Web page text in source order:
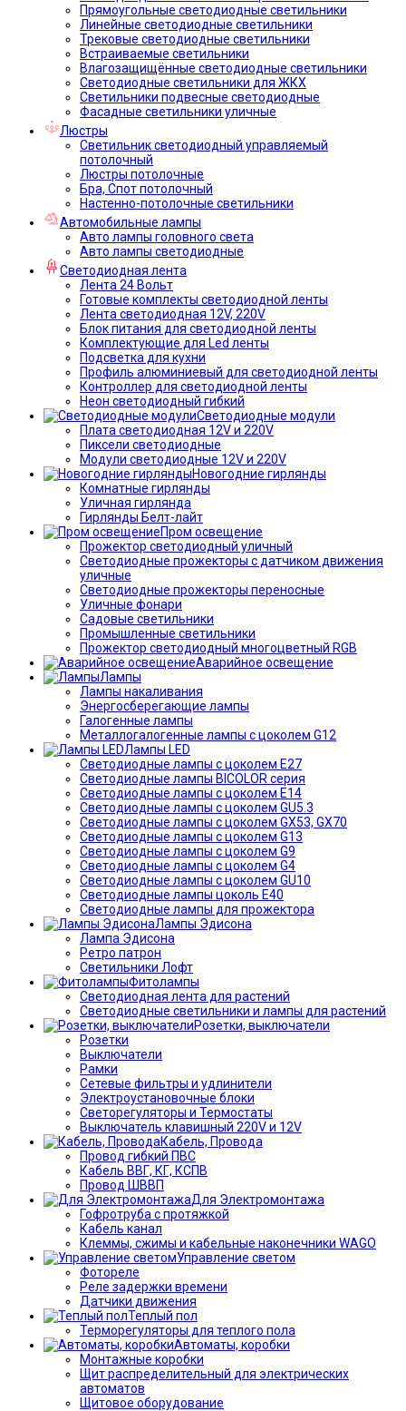
Прямоугольные светодиодные светильники
Линейные светодиодные светильники
Трековые светодиодные светильники
Встраиваемые светильники
Влагозащищённые светодиодные светильники
Светодиодные светильники для ЖКХ
Светильники подвесные светодиодные
Фасадные светильники уличные
Люстры
Светильник светодиодный управляемый
потолочный
Люстры потолочные
Бра, Спот потолочный
Настенно-потолочные светильники
Автомобильные лампы
Авто лампы головного света
Авто лампы светодиодные
Светодиодная лента
Лента 24 Вольт
Готовые комплекты светодиодной ленты
Лента светодиодная 12V, 220V
Блок питания для светодиодной ленты
Комплектующие для Led ленты
Подсветка для кухни
Профиль алюминиевый для светодиодной ленты
Контроллер для светодиодной ленты
Неон светодиодный гибкий
Светодиодные модули
Плата светодиодная 12V и 220V
Пиксели светодиодные
Модули светодиодные 12V и 220V
Новогодние гирлянды
Комнатные гирлянды
Уличная гирлянда
Гирлянды Белт-лайт
Пром освещение
Прожектор светодиодный уличный
Светодиодные прожекторы с датчиком движения
уличные
Светодиодные прожекторы переносные
Уличные фонари
Садовые светильники
Промышленные светильники
Прожектор светодиодный многоцветный RGB
Аварийное освещение
Лампы
Лампы накаливания
Энергосберегающие лампы
Галогенные лампы
Металлогалогенные лампы с цоколем G12
Лампы LED
Светодиодные лампы с цоколем E27
Светодиодные лампы BICOLOR серия
Светодиодные лампы с цоколем E14
Светодиодные лампы с цоколем GU5.3
Светодиодные лампы с цоколем GX53, GX70
Светодиодные лампы с цоколем G13
Светодиодные лампы с цоколем G9
Светодиодные лампы с цоколем G4
Светодиодные лампы с цоколем GU10
Светодиодные лампы цоколь Е40
Светодиодные лампы для прожектора
Лампы Эдисона
Лампа Эдисона
Ретро патрон
Светильники Лофт
Фитолампы
Светодиодная лента для растений
Светодиодные светильники и лампы для растений
Розетки, выключатели
Розетки
Выключатели
Рамки
Сетевые фильтры и удлинители
Электроустановочные блоки
Светорегуляторы и Термостаты
Выключатель клавишный 220V и 12V
Кабель, Провода
Провод гибкий ПВС
Кабель ВВГ, КГ, КСПВ
Провод ШВВП
Для Электромонтажа
Гофротруба с протяжкой
Кабель канал
Клеммы, сжимы и кабельные наконечники WAGO
Управление светом
Фотореле
Реле задержки времени
Датчики движения
Теплый пол
Терморегуляторы для теплого пола
Автоматы, коробки
Монтажные коробки
Щит распределительный для электрических
автоматов
Щитовое оборудование